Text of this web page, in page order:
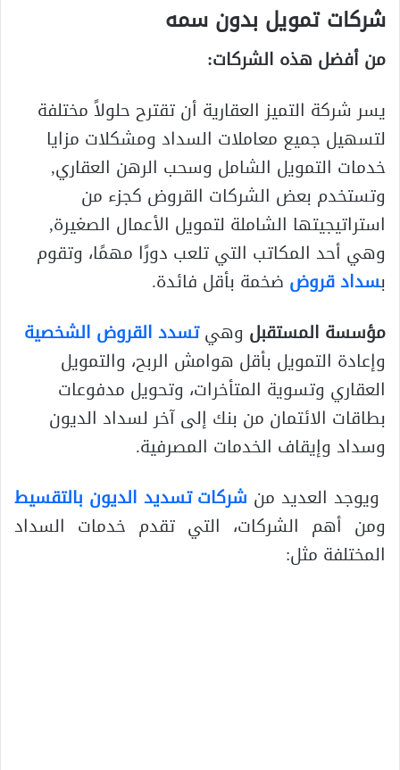
شركات تمويل بدون سمه
من أفضل هذه الشركات:
يسر شركة التميز العقارية أن تقترح حلولاً مختلفة
لتسهيل جميع معاملات السداد ومشكلات مزايا
خدمات التمويل الشامل وسحب الرهن العقاري,
وتستخدم بعض الشركات القروض كجزء من
استراتيجيتها الشاملة لتمويل الأعمال الصغيرة,
وهي أحد المكاتب التي تلعب دورًا مهمًا، وتقوم
بسداد قروض ضخمة بأقل فائدة.
مؤسسة المستقبل وهيتسدد القروض الشخصية
وإعادة التمويل بأقل هوامش الربح، والتمويل
العقاري وتسوية المتأخرات، وتحويل مدفوعات
بطاقات الائتمان من بنك إلى آخر لسداد الديون
وسداد وإيقاف الخدمات المصرفية.
ويوجد العديد من شركات تسديد الديون بالتقسيط
ومن أهم الشركات، التي تقدم خدمات السداد
المختلفة مثل: